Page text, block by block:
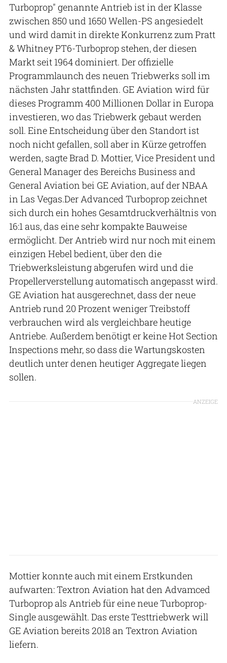
Turboprop" genannte Antrieb ist in der Klasse
zwischen 850 und 1650 Wellen-PS angesiedelt
und wird damit in direkte Konkurrenz zum Pratt
& Whitney PT6-Turboprop stehen, der diesen
Markt seit 1964 dominiert. Der offizielle
Programmlaunch des neuen Triebwerks soll im
nächsten Jahr stattfinden. GE Aviation wird für
dieses Programm 400 Millionen Dollar in Europa
investieren, wo das Triebwerk gebaut werden
soll. Eine Entscheidung über den Standort ist
noch nicht gefallen, soll aber in Kürze getroffen
werden, sagte Brad D. Mottier, Vice President und
General Manager des Bereichs Business and
General Aviation bei GE Aviation, auf der NBAA
in Las Vegas.Der Advanced Turboprop zeichnet
sich durch ein hohes Gesamtdruckverhältnis von
16:1 aus, das eine sehr kompakte Bauweise
ermöglicht. Der Antrieb wird nur noch mit einem
einzigen Hebel bedient, über den die
Triebwerksleistung abgerufen wird und die
Propellerverstellung automatisch angepasst wird.
GE Aviation hat ausgerechnet, dass der neue
Antrieb rund 20 Prozent weniger Treibstoff
verbrauchen wird als vergleichbare heutige
Antriebe. Außerdem benötigt er keine Hot Section
Inspections mehr, so dass die Wartungskosten
deutlich unter denen heutiger Aggregate liegen
sollen.
ANZEIGE
Mottier konnte auch mit einem Erstkunden
aufwarten: Textron Aviation hat den Advamced
Turboprop als Antrieb für eine neue Turboprop-
Single ausgewählt. Das erste Testtriebwerk will
GE Aviation bereits 2018 an Textron Aviation
liefern.